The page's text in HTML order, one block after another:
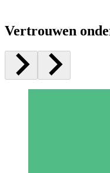
Vertrouwen